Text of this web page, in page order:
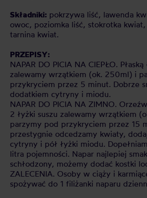
Składniki: pokrzywa liść, lawenda
owoc, poziomka liść, stokrotka
tarnina kwiat.
PRZEPISY:
NAPAR DO PICIA NA CIEPŁO.
zalewamy wrzątkiem (ok. 250ml) i
przykryciem przez 5 minut. Dobrze
dodatkiem cytryny i miodu.
NAPAR DO PICIA NA ZIMNO.
2 łyżki suszu zalewamy wrzątkiem
parzymy pod przykryciem przez 15
przestygnie odcedzamy kwiaty,
cytryny i pół łyżki miodu.
litra pojemności. Napar najlepiej
schłodzony, możemy dodać kostki
ZALECENIA. Osoby w ciąży i
spożywać do 1 filiżanki naparu